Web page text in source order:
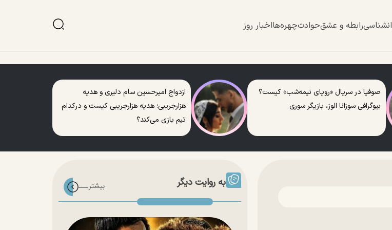
رابطه و عشقحوادثچهره‌هااخبار روز
صوفیا در سریال «رویای نیمه‌شب» کیست؟
بیوگرافی سوزانا الوز، بازیگر سوری
ازدواج امیرحسین سام دلیری و هدیه
هزارجریبی؛ هدیه هزارجریبی کیست و درکدام
تیم بازی می‌کند؟
به روایت دیگر